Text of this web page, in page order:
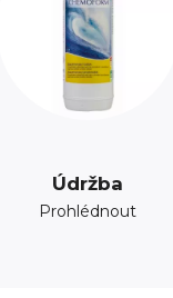
Údržba
Prohlédnout